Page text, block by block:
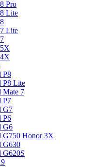
Pro
Lite
Lite
P8
P8 Lite
Mate 7
P7
G7
P6
G6
G750 Honor 3X
G630
G620S